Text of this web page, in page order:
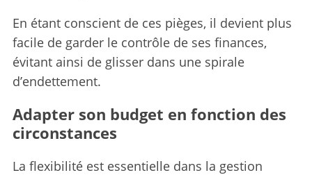
En étant conscient de ces pièges, il devient plus
facile de garder le contrôle de ses finances,
évitant ainsi de glisser dans une spirale
d’endettement.
Adapter son budget en fonction des
circonstances
La flexibilité est essentielle dans la gestion
r
c
f
o
: